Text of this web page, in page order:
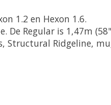
1.2 en Hexon 1.6.
De Regular is 1,47m
Structural Ridgeline,